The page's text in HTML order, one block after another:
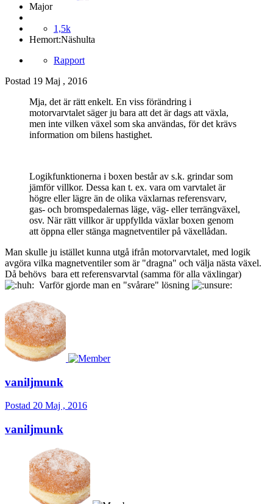
Major
1,5k
Hemort:Näshulta
Rapport
Postad 19 Maj , 2016
Mja, det är rätt enkelt. En viss förändring i
motorvarvtalet säger ju bara att det är dags att växla,
men inte vilken växel som ska användas, för det krävs
information om bilens hastighet.
Logikfunktionerna i boxen består av s.k. grindar som
jämför villkor. Dessa kan t. ex. vara om varvtalet är
högre eller lägre än de olika växlarnas referensvarv,
gas- och bromspedalernas läge, väg- eller terrängväxel,
osv. När rätt villkor är uppfyllda växlar boxen genom
att öppna eller stänga magnetventiler på växellådan.
Man skulle ju istället kunna utgå ifrån motorvarvtalet, med logik
avgöra vilka magnetventiler som är "dragna" och välja nästa växel.
Då behövs bara ett referensvarvtal (samma för alla växlingar)
Varför gjorde man en "svårare" lösning
vaniljmunk
Postad 20 Maj , 2016
vaniljmunk